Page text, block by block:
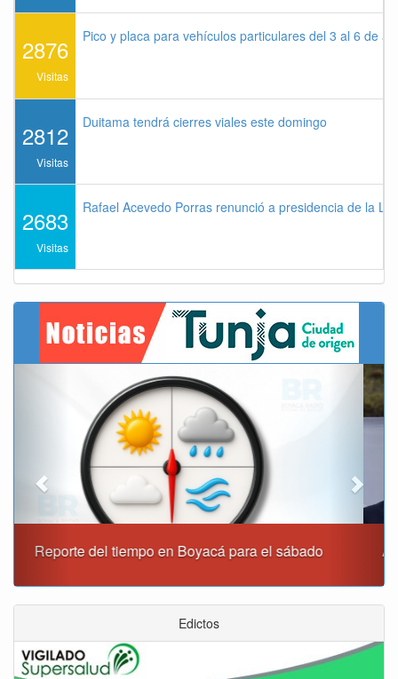
2876
Visitas
Pico y placa para vehículos particulares del 3 al 6 de
2812
Visitas
Duitama tendrá cierres viales este domingo
2683
Visitas
Rafael Acevedo Porras renunció a presidencia de la
Alcaldía de Tunja y Gobernación de Boyacá firmaron
Next
Edictos